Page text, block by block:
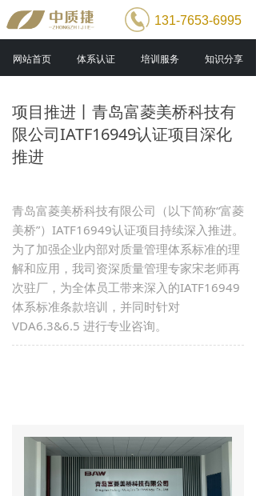
131-7653-6995
网站首页 体系认证 培训服务 知识分享
项目推进丨青岛富菱美桥科技有
限公司IATF16949认证项目深化
推进
青岛富菱美桥科技有限公司（以下简称“富菱
美桥”）IATF16949认证项目持续深入推进。
为了加强企业内部对质量管理体系标准的理
解和应用，我司资深质量管理专家宋老师再
次驻厂，为全体员工带来深入的IATF16949
体系标准条款培训，并同时针对
VDA6.3&6.5 进行专业咨询。